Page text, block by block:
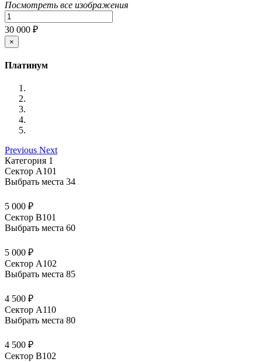
Посмотреть все изображения
30 000 ₽
×
Платинум
Previous Next
Категория 1
Сектор А101
Выбрать места 34
5 000 ₽
Сектор В101
Выбрать места 60
5 000 ₽
Сектор А102
Выбрать места 85
4 500 ₽
Сектор А110
Выбрать места 80
4 500 ₽
Сектор В102